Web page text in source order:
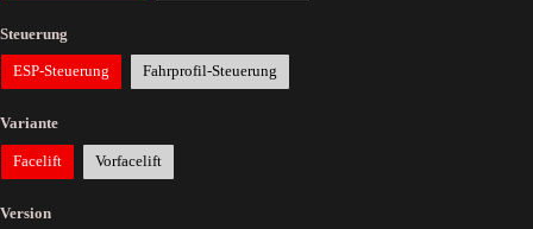
Steuerung
ESP-Steuerung Fahrprofil-Steuerung
Variante
Facelift Vorfacelift
Version